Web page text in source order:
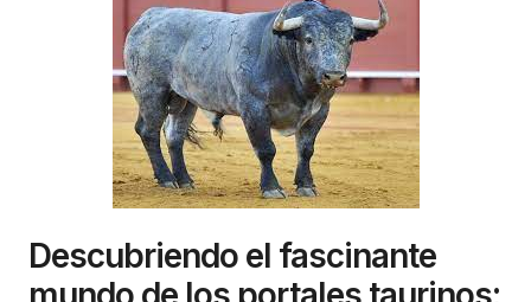
Descubriendo el fascinante